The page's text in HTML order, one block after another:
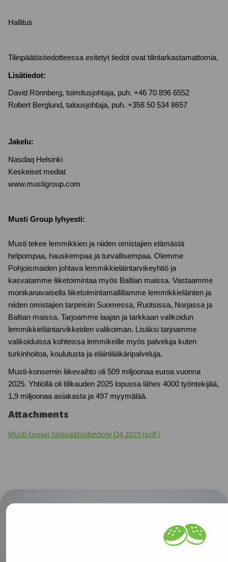
Hallitus
Tilinpäätöstiedotteessa esitetyt tiedot ovat tilintarkastamattomia.
Lisätiedot:
David Rönnberg, toimitusjohtaja, puh. +46 70 896 6552
Robert Berglund, talousjohtaja, puh. +358 50 534 8657
Jakelu:
Nasdaq Helsinki
Keskeiset mediat
www.mustigroup.com
Musti Group lyhyesti:
Musti tekee lemmikkien ja niiden omistajien elämästä
helpompaa, hauskempaa ja turvallisempaa. Olemme
Pohjoismaiden johtava lemmikkieläintarvikeyhtiö ja
kasvatamme liiketoimintaa myös Baltian maissa. Vastaamme
monikanavaisella liiketoimintamallillamme lemmikkieläinten ja
niiden omistajien tarpeisiin Suomessa, Ruotsissa, Norjassa ja
Baltian maissa. Tarjoamme laajan ja tarkkaan valikoidun
lemmikkieläintarvikkeiden valikoiman. Lisäksi tarjoamme
valikoiduissa kohteissa lemmikeille myös palveluja kuten
turkinhoitoa, koulutusta ja eläinlääkäripalveluja.
Musti-konsernin liikevaihto oli 509 miljoonaa euroa vuonna
2025. Yhtiöllä oli tilikauden 2025 lopussa lähes 4000 työntekijää,
1,9 miljoonaa asiakasta ja 497 myymälää.
Attachments
Musti Group tilinpäätöstiedote Q4 2025 (pdf)